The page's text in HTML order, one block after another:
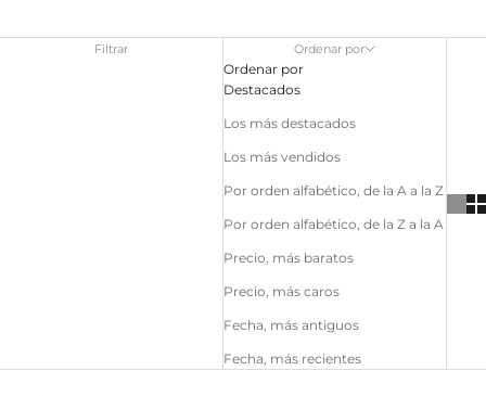
Filtrar Ordenar por
Ordenar por
Destacados
Los más destacados
Los más vendidos
Por orden alfabético, de la A a la Z
Por orden alfabético, de la Z a la A
Precio, más baratos
Precio, más caros
Fecha, más antiguos
Fecha, más recientes